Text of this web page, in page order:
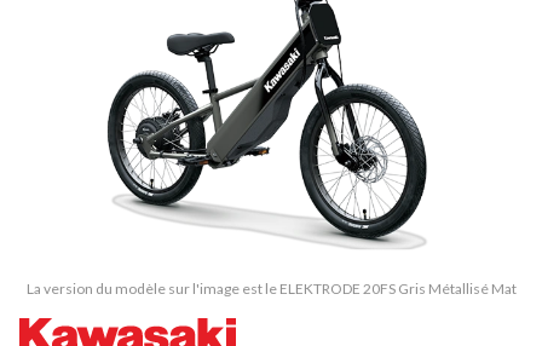
La version du modèle sur l'image est le ELEKTRODE 20FS Gris Métallisé Mat